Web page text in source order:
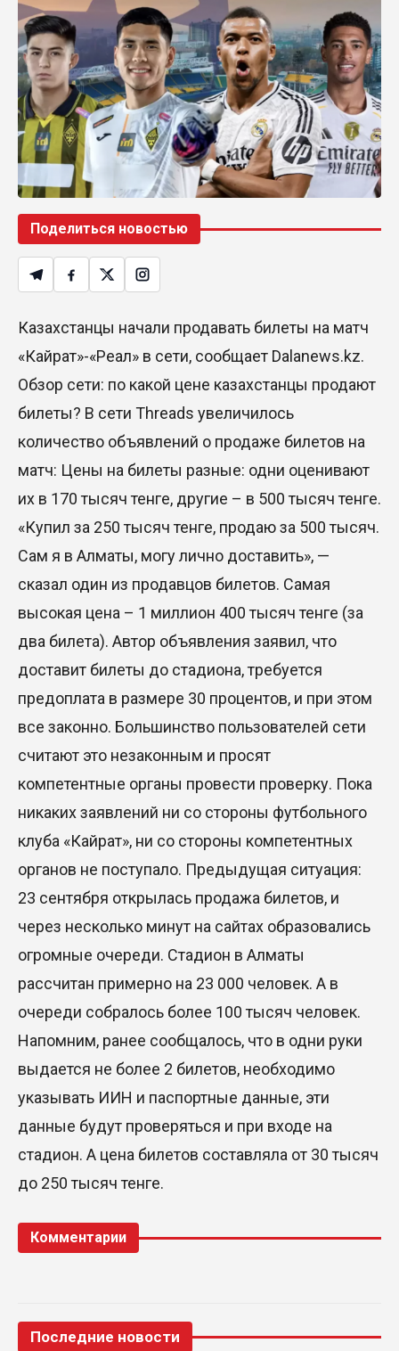
Поделиться новостью
Казахстанцы начали продавать билеты на матч
«Кайрат»-«Реал» в сети, сообщает Dalanews.kz.
Обзор сети: по какой цене казахстанцы продают
билеты? В сети Threads увеличилось
количество объявлений о продаже билетов на
матч: Цены на билеты разные: одни оценивают
их в 170 тысяч тенге, другие – в 500 тысяч тенге.
«Купил за 250 тысяч тенге, продаю за 500 тысяч.
Сам я в Алматы, могу лично доставить», —
сказал один из продавцов билетов. Самая
высокая цена – 1 миллион 400 тысяч тенге (за
два билета). Автор объявления заявил, что
доставит билеты до стадиона, требуется
предоплата в размере 30 процентов, и при этом
все законно. Большинство пользователей сети
считают это незаконным и просят
компетентные органы провести проверку. Пока
никаких заявлений ни со стороны футбольного
клуба «Кайрат», ни со стороны компетентных
органов не поступало. Предыдущая ситуация:
23 сентября открылась продажа билетов, и
через несколько минут на сайтах образовались
огромные очереди. Стадион в Алматы
рассчитан примерно на 23 000 человек. А в
очереди собралось более 100 тысяч человек.
Напомним, ранее сообщалось, что в одни руки
выдается не более 2 билетов, необходимо
указывать ИИН и паспортные данные, эти
данные будут проверяться и при входе на
стадион. А цена билетов составляла от 30 тысяч
до 250 тысяч тенге.
Комментарии
Последние новости